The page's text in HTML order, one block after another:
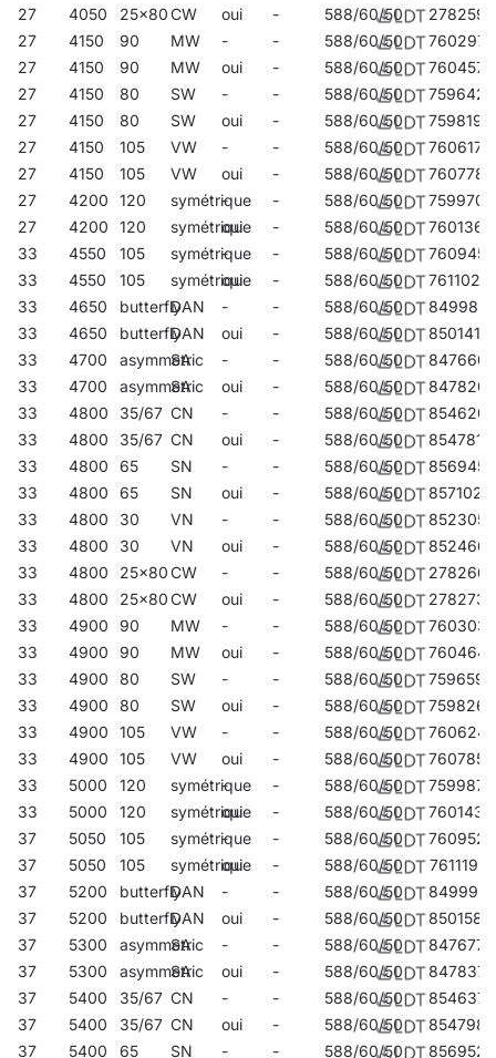
27
4050 25x80CW oui - 588/60/50
278259
27
4150 90 MW - - 588/60/50
760297
27
4150 90 MW oui - 588/60/50
760457
27
4150 80 SW - - 588/60/50
759642
27
4150 80 SW oui - 588/60/50
759819
27
4150 105 VW - - 588/60/50
760617
27
4150 105 VW oui - 588/60/50
760778
27
4200 120 symétrique
- - 588/60/50
759970
27
4200 120 symétrique
oui - 588/60/50
760136
33
4550 105 symétrique
- - 588/60/50
760945
33
4550 105 symétrique
oui - 588/60/50
761102
33
4650 butterflyDAN - - 588/60/50
849985
33
4650 butterflyDAN oui - 588/60/50
850141
33
4700 asymmetric
SA - - 588/60/50
847660
33
4700 asymmetric
SA oui - 588/60/50
847820
33
4800 35/67 CN - - 588/60/50
854620
33
4800 35/67 CN oui - 588/60/50
854781
33
4800 65 SN - - 588/60/50
856945
33
4800 65 SN oui - 588/60/50
857102
33
4800 30 VN - - 588/60/50
852305
33
4800 30 VN oui - 588/60/50
852466
33
4800 25x80CW - - 588/60/50
278266
33
4800 25x80CW oui - 588/60/50
278273
33
4900 90 MW - - 588/60/50
760303
33
4900 90 MW oui - 588/60/50
760464
33
4900 80 SW - - 588/60/50
759659
33
4900 80 SW oui - 588/60/50
759826
33
4900 105 VW - - 588/60/50
760624
33
4900 105 VW oui - 588/60/50
760785
33
5000 120 symétrique
- - 588/60/50
759987
33
5000 120 symétrique
oui - 588/60/50
760143
37
5050 105 symétrique
- - 588/60/50
760952
37
5050 105 symétrique
oui - 588/60/50
761119
37
5200 butterflyDAN - - 588/60/50
849992
37
5200 butterflyDAN oui - 588/60/50
850158
37
5300 asymmetric
SA - - 588/60/50
847677
37
5300 asymmetric
SA oui - 588/60/50
847837
37
5400 35/67 CN - - 588/60/50
854637
37
5400 35/67 CN oui - 588/60/50
854798
37
5400 65 SN - - 588/60/50 856952